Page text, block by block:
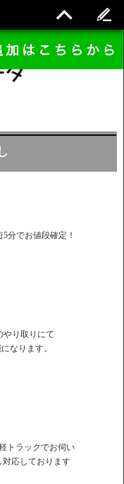
分でお値段確定！
やり取りにて
なります。
トラックでお伺い
応しております